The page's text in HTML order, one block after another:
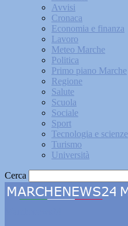
Avvisi
Cronaca
Economia e finanza
Lavoro
Meteo Marche
Politica
Primo piano Marche
Regione
Salute
Scuola
Sociale
Sport
Tecnologia e scienze
Turismo
Università
Cerca